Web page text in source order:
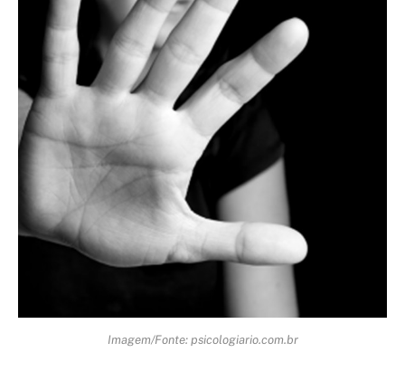
Imagem/Fonte: psicologiario.com.br